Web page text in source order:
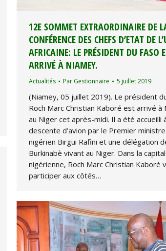
12E SOMMET EXTRAORDINAIRE DE
CONFÉRENCE DES CHEFS D’ETAT DE
AFRICAINE: LE PRÉSIDENT DU FASO
ARRIVÉ À NIAMEY.
Actualités Par Gestionnaire 5 juillet 2019
(Niamey, 05 juillet 2019). Le président
Roch Marc Christian Kaboré est arrivé à
au Niger cet après-midi. Il a été accueilli
descente d’avion par le Premier ministre
nigérien Birgui Rafini et une délégation
Burkinabè vivant au Niger. Dans la
nigérienne, Roch Marc Christian Kaboré
participer aux côtés…